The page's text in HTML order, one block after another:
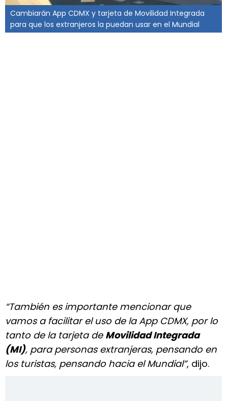
Cambiarán App CDMX y tarjeta de Movilidad Integrada
para que los extranjeros la puedan usar en el Mundial
“También es importante mencionar que
vamos a facilitar el uso de la App CDMX, por lo
tanto de la tarjeta de Movilidad Integrada
(MI), para personas extranjeras, pensando en
los turistas, pensando hacia el Mundial”, dijo.